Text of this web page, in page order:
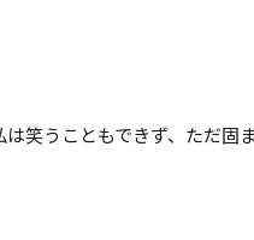
笑うこともできず、ただ固